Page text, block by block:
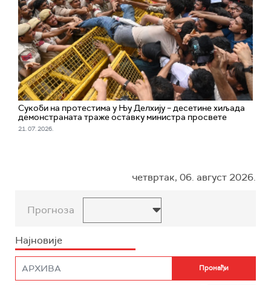
Сукоби на протестима у Њу Делхију – десетине хиљада
демонстраната траже оставку министра просвете
21. 07. 2026.
четвртак, 06. август 2026.
Прогноза
Најновије